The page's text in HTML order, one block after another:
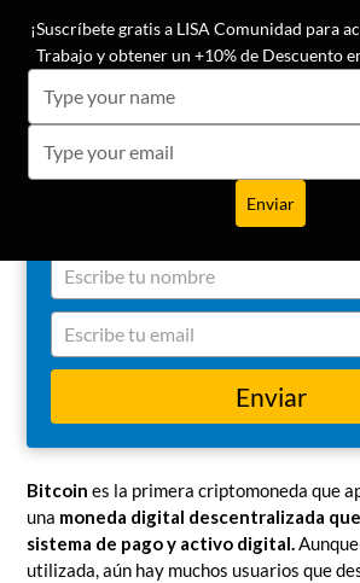
directamente
contenido
¡Conoce las opiniones de nuestros
Qué es Bitcoin:
ventajas y
Bitcoin es la primera criptomoneda que
una moneda digital descentralizada
sistema de pago y activo digital.
utilizada, aún hay muchos usuarios que
Aprende a prevenir los
ciberamenazas que te
Recibe en tu email alertas, consejos y
para tener una vida más
información y mejorar tu
Type
your
name
your
email
Enviar
¡Suscríbete gratis a LISA Comunidad para
Trabajo y obtener un +10% de Descuento
your
name
your
email
Enviar
¡Suscríbete gratis a LISA Comunidad para
Trabajo y obtener un +10% de Descuento
your
name
your
email
Enviar